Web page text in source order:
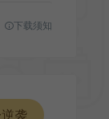
下载须知
袭